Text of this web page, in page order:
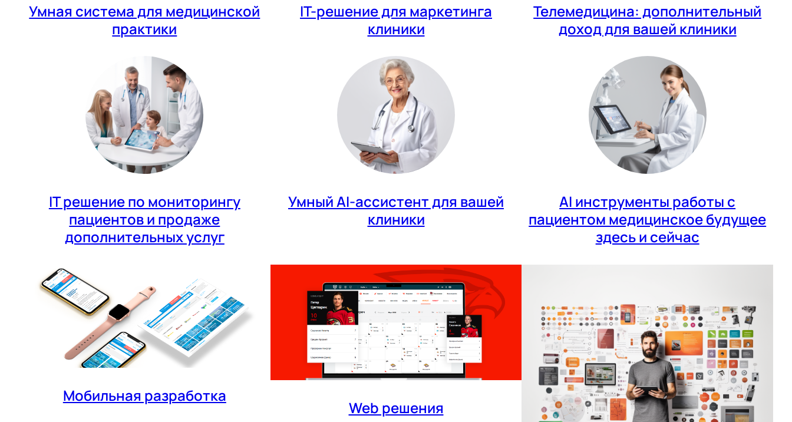
Умная система для медицинской
практики
IT-решение для маркетинга
клиники
Телемедицина: дополнительный
доход для вашей клиники
IT решение по мониторингу
пациентов и продаже
дополнительных услуг
Умный AI-ассистент для вашей
клиники
AI инструменты работы с
пациентом медицинское будущее
здесь и сейчас
Мобильная разработка
Web решения